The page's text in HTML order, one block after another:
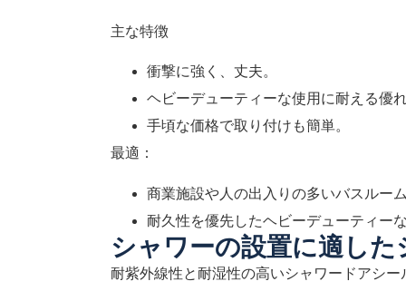
主な特徴
衝撃に強く、丈夫。
ヘビーデューティーな使用に耐える優
手頃な価格で取り付けも簡単。
最適：
商業施設や人の出入りの多いバスルー
耐久性を優先したヘビーデューティー
シャワーの設置に適した
耐紫外線性と耐湿性の高いシャワードアシ